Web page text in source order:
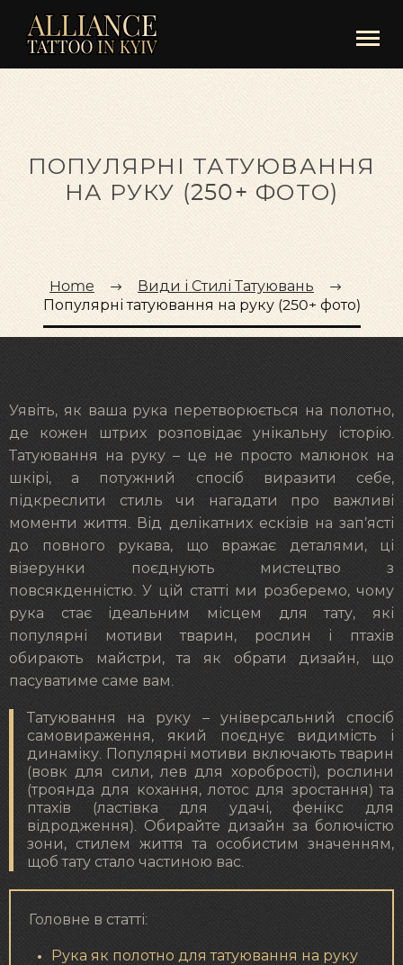
ПОПУЛЯРНІ ТАТУЮВАННЯ
НА РУКУ (250+ ФОТО)
Home
Види і Стилі Татуювань
Популярні татуювання на руку (250+ фото)
Уявіть, як ваша рука перетворюється на полотно,
де кожен штрих розповідає унікальну історію.
Татуювання на руку – це не просто малюнок на
шкірі, а потужний спосіб виразити себе,
підкреслити стиль чи нагадати про важливі
моменти життя. Від делікатних ескізів на зап’ясті
до повного рукава, що вражає деталями, ці
візерунки поєднують мистецтво з
повсякденністю. У цій статті ми розберемо, чому
рука стає ідеальним місцем для тату, які
популярні мотиви тварин, рослин і птахів
обирають майстри, та як обрати дизайн, що
пасуватиме саме вам.
Татуювання на руку – універсальний спосіб
самовираження, який поєднує видимість і
динаміку. Популярні мотиви включають тварин
(вовк для сили, лев для хоробрості), рослини
(троянда для кохання, лотос для зростання) та
птахів (ластівка для удачі, фенікс для
відродження). Обирайте дизайн за болючістю
зони, стилем життя та особистим значенням,
щоб тату стало частиною вас.
Головне в статті:
Рука як полотно для татуювання на руку